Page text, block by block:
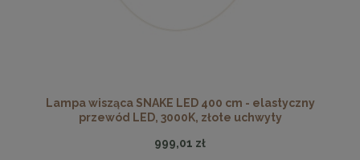
Lampa wisząca SNAKE LED 400 cm - elastyczny
przewód LED, 3000K, złote uchwyty
999,01 zł